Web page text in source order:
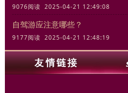
9076阅读 2025-04-21 12:49:08
自驾游应注意哪些？
9177阅读 2025-04-21 12:48:19